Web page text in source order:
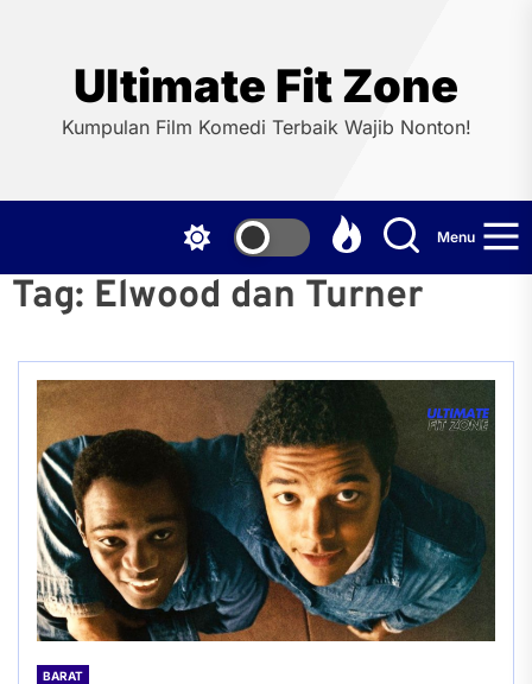
Ultimate Fit Zone
Kumpulan Film Komedi Terbaik Wajib Nonton!
Menu
Tag: Elwood dan Turner
BARAT